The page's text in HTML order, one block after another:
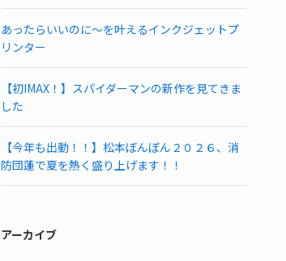
あったらいいのに～を叶えるインクジェットプ
リンター
【初IMAX！】スパイダーマンの新作を見てきま
した
【今年も出動！！】松本ぼんぼん２０２６、消
防団蓮で夏を熱く盛り上げます！！
アーカイブ